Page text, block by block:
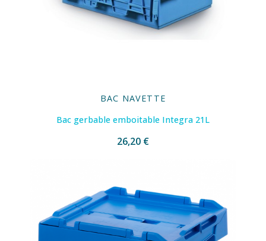
BAC NAVETTE
Bac gerbable emboitable Integra 21L
26,20 €